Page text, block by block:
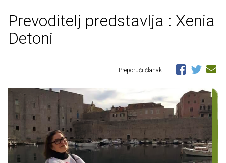
Prevoditelj predstavlja : Xenia
Detoni
Preporuči članak